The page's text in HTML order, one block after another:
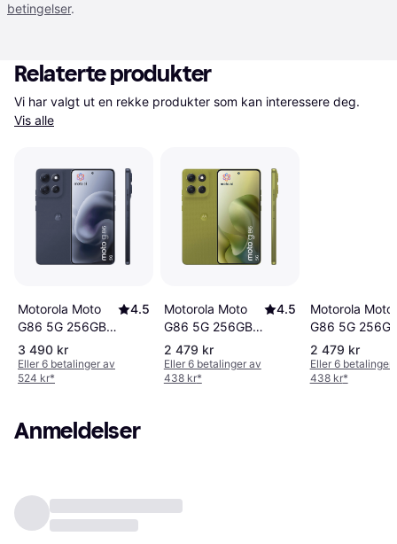
betingelser.
Relaterte produkter
Vis alle
Motorola Moto
G86 5G 256GB
Pantone
Spellbound
4.5
3 490 kr
Eller 6 betalinger av
524 kr*
Motorola Moto
G86 5G 256GB
Pantone Golden
Cypress
4.5
2 479 kr
Eller 6 betalinger av
438 kr*
Motorola Moto
G86 5G
Pantone
Sky
2 479 kr
Eller 6 betalinger
438 kr*
Anmeldelser